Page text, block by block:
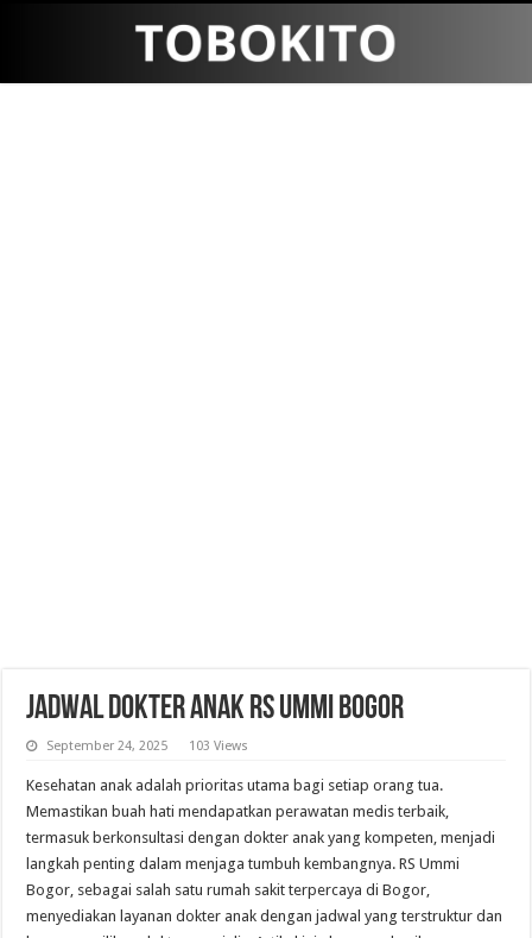
Jadwal Dokter Anak RS Ummi Bogor
September 24, 2025 103 Views
Kesehatan anak adalah prioritas utama bagi setiap orang tua.
Memastikan buah hati mendapatkan perawatan medis terbaik,
termasuk berkonsultasi dengan dokter anak yang kompeten, menjadi
langkah penting dalam menjaga tumbuh kembangnya. RS Ummi
Bogor, sebagai salah satu rumah sakit terpercaya di Bogor,
menyediakan layanan dokter anak dengan jadwal yang terstruktur dan